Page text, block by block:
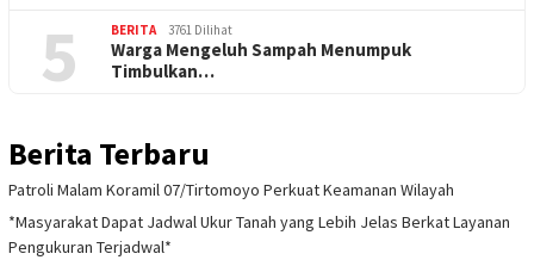
5 BERITA 3761 Dilihat
Warga Mengeluh Sampah Menumpuk
Timbulkan…
Berita Terbaru
Patroli Malam Koramil 07/Tirtomoyo Perkuat Keamanan Wilayah
*Masyarakat Dapat Jadwal Ukur Tanah yang Lebih Jelas Berkat Layanan
Pengukuran Terjadwal*